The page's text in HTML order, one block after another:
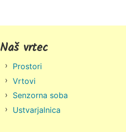
Naš vrtec
Prostori
Vrtovi
Senzorna soba
Ustvarjalnica